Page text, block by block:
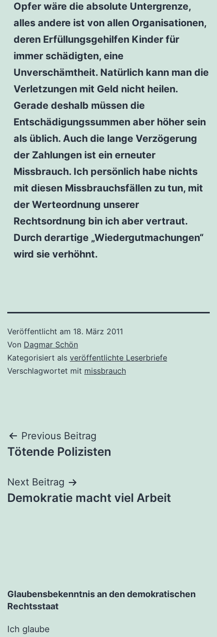
Opfer wäre die absolute Untergrenze,
alles andere ist von allen Organisationen,
deren Erfüllungsgehilfen Kinder für
immer schädigten, eine
Unverschämtheit. Natürlich kann man die
Verletzungen mit Geld nicht heilen.
Gerade deshalb müssen die
Entschädigungssummen aber höher sein
als üblich. Auch die lange Verzögerung
der Zahlungen ist ein erneuter
Missbrauch. Ich persönlich habe nichts
mit diesen Missbrauchsfällen zu tun, mit
der Werteordnung unserer
Rechtsordnung bin ich aber vertraut.
Durch derartige „Wiedergutmachungen“
wird sie verhöhnt.
Veröffentlicht am 18. März 2011
Von Dagmar Schön
Kategorisiert als veröffentlichte Leserbriefe
Verschlagwortet mit missbrauch
Beitragsnavigation
Previous Beitrag
Tötende Polizisten
Next Beitrag
Demokratie macht viel Arbeit
Glaubensbekenntnis an den demokratischen
Rechtsstaat
Ich glaube